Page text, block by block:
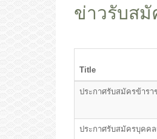
ข่าวรับสมั
Title
ประกาศรับสมัครข้ารา
ประกาศรับสมัครบุคคล